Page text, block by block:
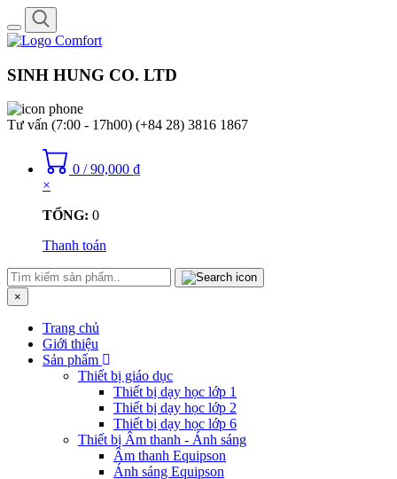
Toggle
navigation
SINH HUNG CO. LTD
Tư vấn (7:00 - 17h00) (+84 28) 3816 1867
0 / 90,000 ₫
×
TỔNG: 0
Thanh toán
×
Trang chủ
Giới thiệu
Sản phẩm
Thiết bị giáo dục
Thiết bị dạy học lớp 1
Thiết bị dạy học lớp 2
Thiết bị dạy học lớp 6
Thiết bị Âm thanh - Ánh sáng
Âm thanh Equipson
Ánh sáng Equipson